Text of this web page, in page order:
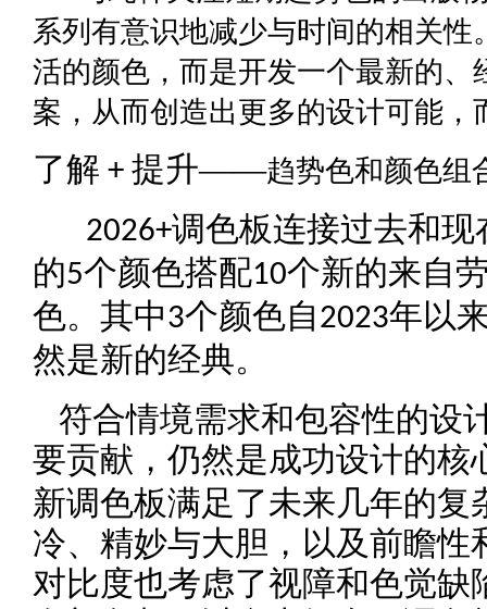
系列有意识地减少与时间的相关
活的颜色，而是开发一个最新的、
案，从而创造出更多的设计可能，
了解 + 提升——趋势色和颜色组
2026+调色板连接过去和
的5个颜色搭配10个新的来自
色。其中3个颜色自2023年以
然是新的经典。
符合情境需求和包容性的设
要贡献，仍然是成功设计的核
新调色板满足了未来几年的复
冷、精妙与大胆，以及前瞻性
对比度也考虑了视障和色觉缺